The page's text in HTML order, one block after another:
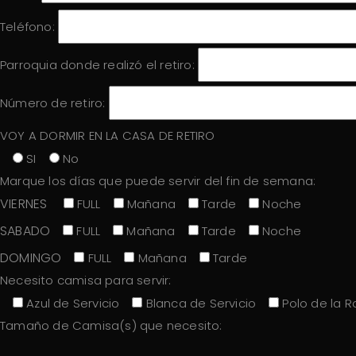
Teléfono:
Parroquia donde realizó el retiro:
Número de retiro:
VOY A DORMIR EN LA CASA DE RETIRO
SI
No
Marque los días que puede servir del fin de semana:
VIERNES FULL Mañana Tarde Noche
SABADO FULL Mañana Tarde Noche
DOMINGO FULL Mañana
Tarde
Necesito camisa para servir:
Azul de Servicio
Blanca de Servicio
Polo de la
Tamaño de Camisa(s) que necesito: